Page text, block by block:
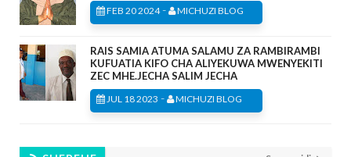
FEB 20 2024- MICHUZI BLOG
RAIS SAMIA ATUMA SALAMU ZA RAMBIRAMBI
KUFUATIA KIFO CHA ALIYEKUWA MWENYEKITI
ZEC MHE.JECHA SALIM JECHA
JUL 18 2023 - MICHUZI BLOG